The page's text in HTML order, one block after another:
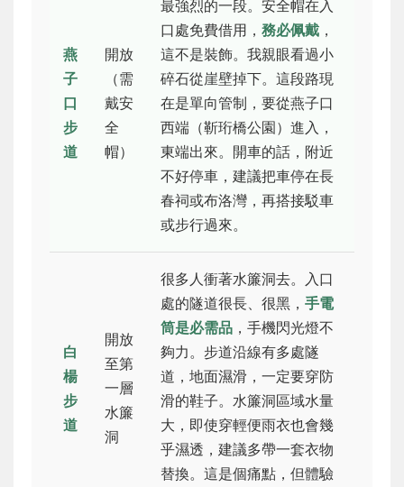
燕
子
口
步
道
開放
（需
戴安
全
帽）
最強烈的一段。安全帽在入
口處免費借用， 務必佩戴 ，
這不是裝飾。我親眼看過小
碎石從崖壁掉下。這段路現
在是單向管制，要從燕子口
西端（靳珩橋公園）進入，
東端出來。開車的話，附近
不好停車，建議把車停在長
春祠或布洛灣，再搭接駁車
或步行過來。
白
楊
步
道
開放
至第
一層
水簾
洞
很多人衝著水簾洞去。入口
處的隧道很長、很黑， 手電
筒是必需品 ，手機閃光燈不
夠力。步道沿線有多處隧
道，地面濕滑，一定要穿防
滑的鞋子。水簾洞區域水量
大，即使穿輕便雨衣也會幾
乎濕透，建議多帶一套衣物
替換。這是個痛點，但體驗